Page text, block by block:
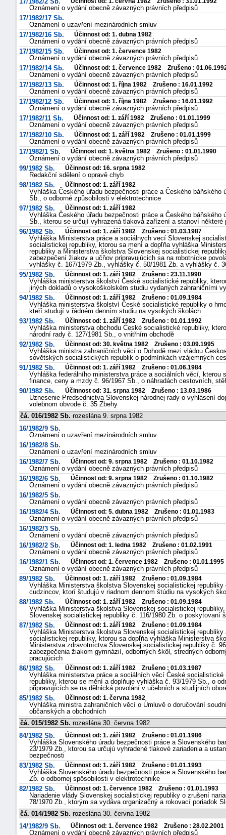
Oznámení o vydání obecně závazných právních předpisů
17/1982/17 Sb.
Oznámení o uzavření mezinárodních smluv
17/1982/16 Sb.
Účinnost od: 1. dubna 1982
Oznámení o vydání obecně závazných právních předpisů
17/1982/15 Sb.
Účinnost od: 1. července 1982
Oznámení o vydání obecně závazných právních předpisů
17/1982/14 Sb.
Účinnost od: 1. července 1982 Zrušeno :
Oznámení o vydání obecně závazných právních předpisů
17/1982/13 Sb.
Účinnost od: 1. října 1982 Zrušeno : 16.01.1992
Oznámení o vydání obecně závazných právních předpisů
17/1982/12 Sb.
Účinnost od: 1. října 1982 Zrušeno : 16.01.1992
Oznámení o vydání obecně závazných právních předpisů
17/1982/11 Sb.
Účinnost od: 1. září 1982 Zrušeno : 01.01.1999
Oznámení o vydání obecně závazných právních předpisů
17/1982/10 Sb.
Účinnost od: 1. září 1982 Zrušeno : 01.01.1999
Oznámení o vydání obecně závazných právních předpisů
17/1982/1 Sb.
Účinnost od: 1. května 1982 Zrušeno : 01.01.1990
Oznámení o vydání obecně závazných právních předpisů
99/1982 Sb.
Účinnost od: 16. srpna 1982
Redakční sdělení o opravě chyb
98/1982 Sb.
Účinnost od: 1. září 1982
Vyhláška Českého úřadu bezpečnosti práce a Českého
Sb., o odborné způsobilosti v elektrotechnice
97/1982 Sb.
Účinnost od: 1. září 1982
Vyhláška Českého úřadu bezpečnosti práce a Českého
Sb., kterou se určují vyhrazená tlaková zařízení a stanoví
96/1982 Sb.
Účinnost od: 1. září 1982 Zrušeno : 01.03.1987
Vyhláška Ministerstva práce a sociálnych vecí Slovenskej
socialistickej republiky, ktorou sa mení a dopľňa vyhláška
republiky a Ministerstva školstva Slovenskej socialistickej
zabezpečení žiakov a učňov pripravujúcich sa na robotnícke
vyhlášky č. 167/1979 Zb., vyhlášky č. 50/1981 Zb. a vyhlášky č.
95/1982 Sb.
Účinnost od: 1. září 1982 Zrušeno : 23.11.1990
Vyhláška ministerstva školství České socialistické republiky,
jiných dokladů o vysokoškolském studiu vydaných zahraničními
94/1982 Sb.
Účinnost od: 1. září 1982 Zrušeno : 01.09.1984
Vyhláška ministerstva školství České socialistické republiky o
kteří studují v řádném denním studiu na vysokých školách
93/1982 Sb.
Účinnost od: 1. září 1982 Zrušeno : 01.01.1992
Vyhláška ministerstva obchodu České socialistické republiky,
národní rady č. 127/1981 Sb., o vnitřním obchodě
92/1982 Sb.
Účinnost od: 30. května 1982 Zrušeno : 03.09.1995
Vyhláška ministra zahraničních věcí o Dohodě mezi vládou
sovětských socialistických republik o podmínkách vzájemných
91/1982 Sb.
Účinnost od: 1. září 1982 Zrušeno : 01.06.1984
Vyhláška federálního ministerstva práce a sociálních věcí, kterou
finance, ceny a mzdy č. 96/1967 Sb., o náhradách cestovních,
90/1982 Sb.
Účinnost od: 31. srpna 1982 Zrušeno : 13.03.1986
Uznesenie Predsednictva Slovenskej národnej rady o vyhlásení
volebnom obvode č. 35 Zbehy
čá. 016/1982 Sb. rozeslána 9. srpna 1982
16/1982/9 Sb.
Oznámení o uzavření mezinárodních smluv
16/1982/8 Sb.
Oznámení o uzavření mezinárodních smluv
16/1982/7 Sb.
Účinnost od: 9. srpna 1982 Zrušeno : 01.10.1982
Oznámení o vydání obecně závazných právních předpisů
16/1982/6 Sb.
Účinnost od: 9. srpna 1982 Zrušeno : 01.10.1982
Oznámení o vydání obecně závazných právních předpisů
16/1982/5 Sb.
Oznámení o vydání obecně závazných právních předpisů
16/1982/4 Sb.
Účinnost od: 5. dubna 1982 Zrušeno : 01.01.1983
Oznámení o vydání obecně závazných právních předpisů
16/1982/3 Sb.
Oznámení o vydání obecně závazných právních předpisů
16/1982/2 Sb.
Účinnost od: 1. ledna 1982 Zrušeno : 01.02.1991
Oznámení o vydání obecně závazných právních předpisů
16/1982/1 Sb.
Účinnost od: 1. července 1982 Zrušeno : 01.01.1995
Oznámení o vydání obecně závazných právních předpisů
89/1982 Sb.
Účinnost od: 1. září 1982 Zrušeno : 01.09.1984
Vyhláška Ministerstva školstva Slovenskej socialistickej
cudzincov, ktorí študujú v riadnom dennom štúdiu na vysokých
88/1982 Sb.
Účinnost od: 1. září 1982 Zrušeno : 01.09.1984
Vyhláška Ministerstva školstva Slovenskej socialistickej
Slovenskej socialistickej republiky č. 116/1980 Zb. o poskytovaní
87/1982 Sb.
Účinnost od: 1. září 1982 Zrušeno : 01.09.1984
Vyhláška Ministerstva školstva Slovenskej socialistickej
socialistickej republiky, ktorou sa dopľňa vyhláška Ministerstva
Ministerstva zdravotníctva Slovenskej socialistickej republiky č.
zabezpečenia žiakom gymnázií, odborných škôl, stredných
pracujúcich
86/1982 Sb.
Účinnost od: 1. září 1982 Zrušeno : 01.03.1987
Vyhláška ministerstva práce a sociálních věcí České
republiky, kterou se mění a doplňuje vyhláška č. 93/1979 Sb., o
připravujících se na dělnická povolání v učebních a studijních
85/1982 Sb.
Účinnost od: 1. června 1982
Vyhláška ministra zahraničních věcí o Úmluvě o doručování
občanských a obchodních
čá. 015/1982 Sb. rozeslána 30. června 1982
84/1982 Sb.
Účinnost od: 1. září 1982 Zrušeno : 01.01.1986
Vyhláška Slovenského úradu bezpečnosti práce a Slovenského
23/1979 Zb., ktorou sa určujú vyhradené tlakové zariadenia a
bezpečnosti
83/1982 Sb.
Účinnost od: 1. září 1982 Zrušeno : 01.01.1993
Vyhláška Slovenského úradu bezpečnosti práce a Slovenského
Zb. o odbornej spôsobilosti v elektrotechnike
82/1982 Sb.
Účinnost od: 1. července 1982 Zrušeno : 01.01.1993
Nariadenie vlády Slovenskej socialistickej republiky o zrušení
78/1970 Zb., ktorým sa vydáva organizačný a rokovací poriadok
čá. 014/1982 Sb. rozeslána 30. června 1982
14/1982/9 Sb.
Účinnost od: 1. července 1982 Zrušeno : 28.02.2001
Oznámení o vydání obecně závazných právních předpisů